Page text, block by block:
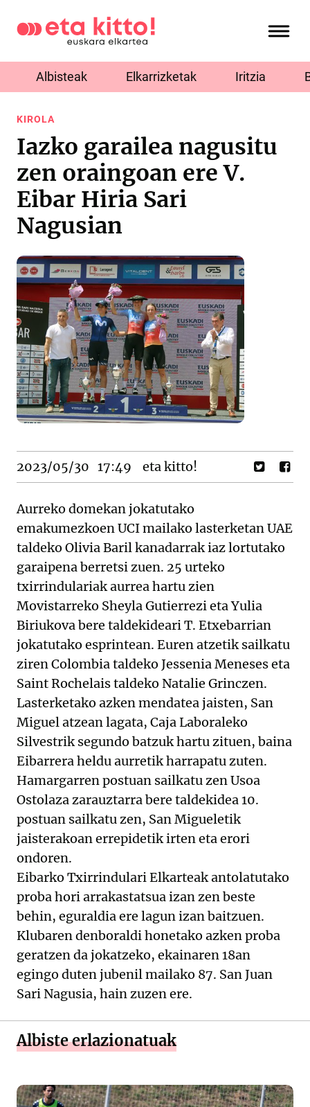
Albisteak Elkarrizketak Iritzia
KIROLA
Iazko garailea nagusitu
zen oraingoan ere V.
Eibar Hiria Sari
Nagusian
2023/05/30 17:49 eta kitto!
Aurreko domekan jokatutako
emakumezkoen UCI mailako lasterketan UAE
taldeko Olivia Baril kanadarrak iaz lortutako
garaipena berretsi zuen. 25 urteko
txirrindulariak aurrea hartu zien
Movistarreko Sheyla Gutierrezi eta Yulia
Biriukova bere taldekideari T. Etxebarrian
jokatutako esprintean. Euren atzetik sailkatu
ziren Colombia taldeko Jessenia Meneses eta
Saint Rochelais taldeko Natalie Grinczen.
Lasterketako azken mendatea jaisten, San
Miguel atzean lagata, Caja Laboraleko
Silvestrik segundo batzuk hartu zituen, baina
Eibarrera heldu aurretik harrapatu zuten.
Hamargarren postuan sailkatu zen Usoa
Ostolaza zarauztarra bere taldekidea 10.
postuan sailkatu zen, San Migueletik
jaisterakoan errepidetik irten eta erori
ondoren.
Eibarko Txirrindulari Elkarteak antolatutako
proba hori arrakastatsua izan zen beste
behin, eguraldia ere lagun izan baitzuen.
Klubaren denboraldi honetako azken proba
geratzen da jokatzeko, ekainaren 18an
egingo duten jubenil mailako 87. San Juan
Sari Nagusia, hain zuzen ere.
Albiste erlazionatuak